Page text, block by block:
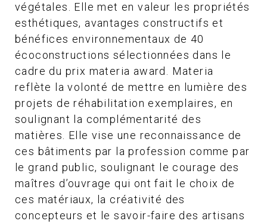
végétales. Elle met en valeur les propriétés
esthétiques, avantages constructifs et
bénéfices environnementaux de 40
écoconstructions sélectionnées dans le
cadre du prix materia award. Materia
reflète la volonté de mettre en lumière des
projets de réhabilitation exemplaires, en
soulignant la complémentarité des
matières. Elle vise une reconnaissance de
ces bâtiments par la profession comme par
le grand public, soulignant le courage des
maîtres d’ouvrage qui ont fait le choix de
ces matériaux, la créativité des
concepteurs et le savoir-faire des artisans